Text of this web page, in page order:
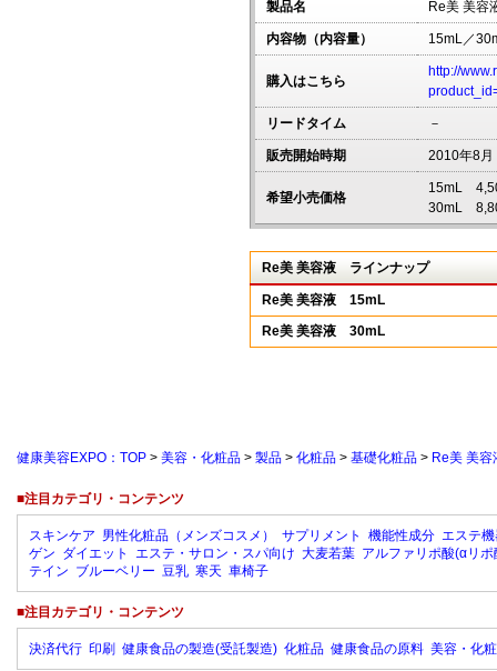
製品名 Re美 美容
内容物（内容量） 15mL／
購入はこちら
http://
リードタイム －
販売開始時期 2010年8月
希望小売価格
15mL
30mL
Re美 美容液 ラインナップ
Re美 美容液 15mL
Re美 美容液 30mL
健康美容EXPO：TOP > 美容・化粧品 > 製品 > 化粧品 > 基礎化粧品 > Re美 美容
■注目カテゴリ・コンテンツ
スキンケア 男性化粧品（メンズコスメ） サプリメント 機能性成分 エステ
ゲン ダイエット エステ・サロン・スパ向け 大麦若葉 アルファリポ酸(αリポ
テイン ブルーベリー 豆乳 寒天 車椅子
■注目カテゴリ・コンテンツ
決済代行 印刷 健康食品の製造(受託製造) 化粧品 健康食品の原料 美容・化